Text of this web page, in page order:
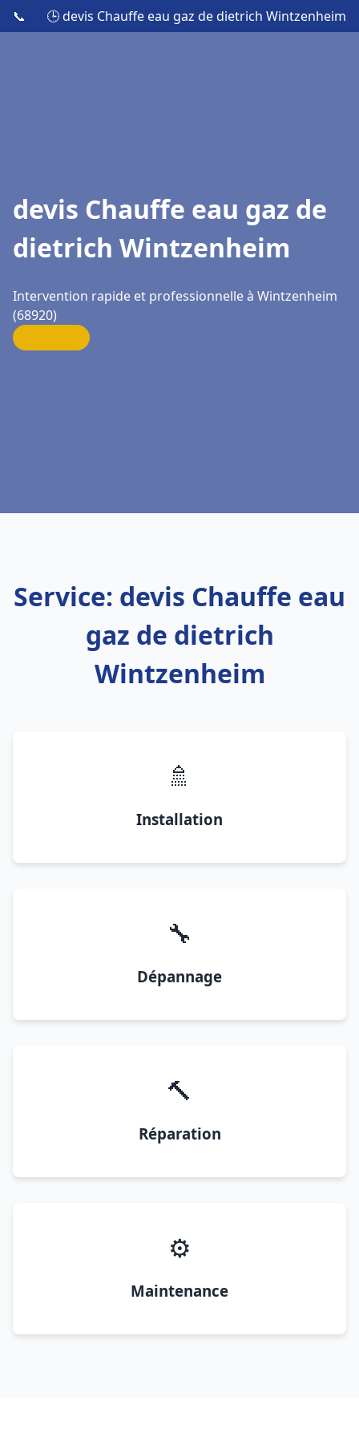
📞 🕒 devis Chauffe eau gaz de dietrich Wintzenheim
devis Chauffe eau gaz de
dietrich Wintzenheim
Intervention rapide et professionnelle à Wintzenheim
(68920)
Service: devis Chauffe eau
gaz de dietrich
Wintzenheim
🚿
Installation
🔧
Dépannage
🔨
Réparation
⚙️
Maintenance